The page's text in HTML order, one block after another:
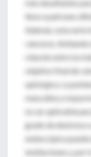
más desafiantes
lleve a patrones
Además, esta
cánceres,
relación entre los
objetivo final de
quirúrgica. La
masculina y
no ser aplicable
grado de destreza
endoscópica puede
instituciones y, por